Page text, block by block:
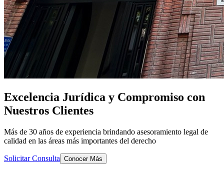
Excelencia Jurídica y Compromiso con
Nuestros Clientes
Más de 30 años de experiencia brindando asesoramiento legal de
calidad en las áreas más importantes del derecho
Solicitar Consulta Conocer Más